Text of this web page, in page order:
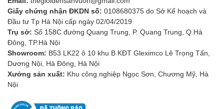
xuyên.
Tránh sử dụng hóa chất mạnh có thể ảnh hưởng đến lớp
mạ vàng.
Kiểm tra hệ thống điện định kỳ để đảm bảo ánh sáng luôn
ổn định.
6. Giá trị thẩm mỹ và phong thủy
tầm toàn bộ không gian.
Giấy chứng nhận ĐKDN số: 0108680375 do Sở Kế hoạch và
Đầu tư Tp Hà Nội cấp ngày 02/04/2019
Trụ sở: Số 158C đường Quang Trung, P. Quang Trung, Q.Hà
Đông, TP.Hà Nội
Showroom: B53 LK22 ô 10 khu B KĐT Gleximco Lê Trọng Tấn,
Dương Nội, Hà Đông, Hà Nội
Xưởng sản xuất: Khu công nghiệp Ngọc Sơn, Chương Mỹ, Hà
Nội